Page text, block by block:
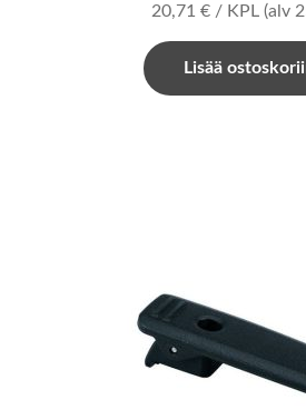
20,71 €/ KPL (alv
Lisää